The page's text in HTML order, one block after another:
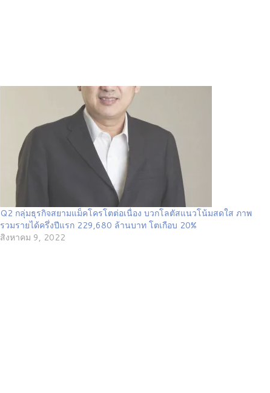
Q2 กลุ่มธุรกิจสยามแม็คโครโตต่อเนื่อง บวกโลตัสแนวโน้มสดใส ภาพ
รวมรายได้ครึ่งปีแรก 229,680 ล้านบาท โตเกือบ 20%
สิงหาคม 9, 2022